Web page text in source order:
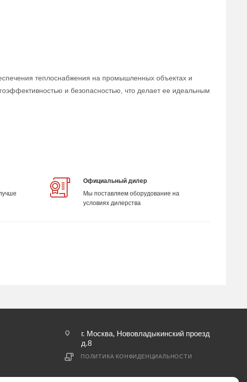
теплоснабжения на промышленных объектах и
и безопасностью, что делает ее идеальным
Официальный дилер
Мы поставляем оборудование на
условиях дилерства
г. Москва, Нововладыкинский проезд
д.8
ПОЛИТИКА КОНФИДЕНЦИАЛЬНОСТИ